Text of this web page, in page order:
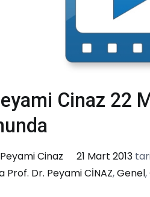
Cinaz 22
Cinaz 21 Mart 2013
Prof. Dr. Peyami CİNAZ,Genel,